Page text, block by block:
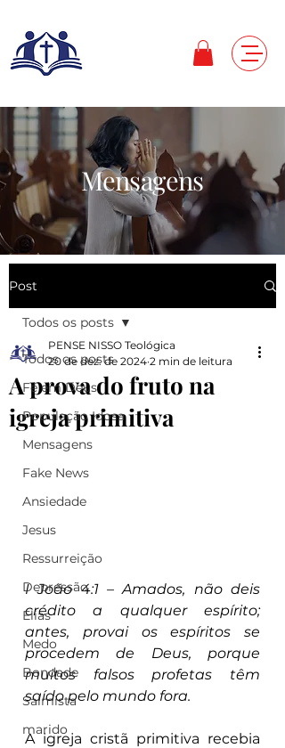
Mensagens
Post
Todos os posts
Fé em Deus
População Idosa
Mensagens
Fake News
Ansiedade
Jesus
Ressurreição
Depressão
Elias
Medo
Bondade
Salmista
marido
Todos os posts
A prova do fruto na
igreja primitiva
PENSE NISSO Teológica
20 de dez. de 2024 2 min de leitura
I João 4:1 – Amados, não deis
crédito a qualquer espírito;
antes, provai os espíritos se
procedem de Deus, porque
muitos falsos profetas têm
saído pelo mundo fora.
A igreja cristã primitiva recebia